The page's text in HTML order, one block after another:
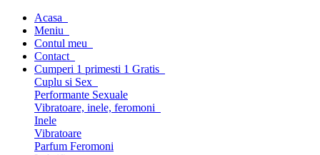
Acasa
Meniu
Contul meu
Contact
Cumperi 1 primesti 1 Gratis
Cuplu si Sex
Performante Sexuale
Vibratoare, inele, feromoni
Inele
Vibratoare
Parfum Feromoni